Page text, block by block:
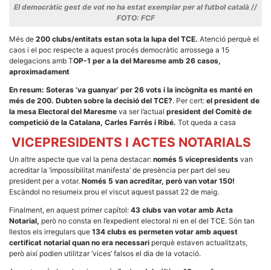
El democràtic gest de vot no ha estat exemplar per al futbol català //
FOTO: FCF
Més de 200 clubs/entitats estan sota la lupa del TCE. Atenció perquè el
caos i el poc respecte a aquest procés democràtic arrossega a 15
delegacions amb TOP-1 per a la del Maresme amb 26 casos,
aproximadament
En resum: Soteras ‘va guanyar’ per 26 vots i la incògnita es manté en
més de 200. Dubten sobre la decisió del TCE?. Per cert: el president de
la mesa Electoral del Maresme va ser l’actual president del Comitè de
competició de la Catalana, Carles Farrés i Ribé. Tot queda a casa
VICEPRESIDENTS I ACTES NOTARIALS
Un altre aspecte que val la pena destacar: només 5 vicepresidents van
acreditar la ‘impossibilitat manifesta’ de presència per part del seu
president per a votar. Només 5 van acreditar, però van votar 150!
Escàndol no resumeix prou el viscut aquest passat 22 de maig.
Finalment, en aquest primer capítol: 43 clubs van votar amb Acta
Notarial, però no consta en l’expedient electoral ni en el del TCE. Són tan
llestos els irregulars que 134 clubs es permeten votar amb aquest
certificat notarial quan no era necessari perquè estaven actualitzats,
però així podien utilitzar ‘vices’ falsos el dia de la votació.
interessos i
comportament
nostre lloc
web
incrementes
només
anuncis,
ofertes i
contingut
personalitzat.